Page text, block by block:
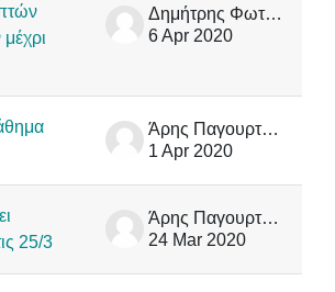
Δημήτρης Φωτάκης
6 Apr 2020
Άρης Παγουρτζής
1 Apr 2020
25/3
Άρης Παγουρτζής
24 Mar 2020